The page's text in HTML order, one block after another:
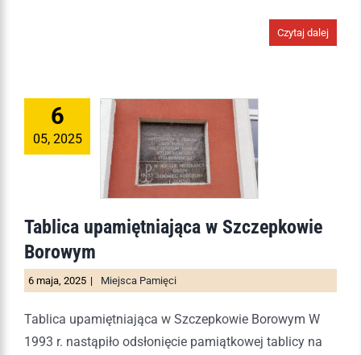
Czytaj dalej
6
05, 2025
Tablica upamiętniająca w Szczepkowie
Borowym
6 maja, 2025 | Miejsca Pamięci
Tablica upamiętniająca w Szczepkowie Borowym W
1993 r. nastąpiło odsłonięcie pamiątkowej tablicy na